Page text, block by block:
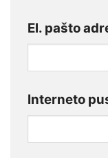
El. pašto
Interneto